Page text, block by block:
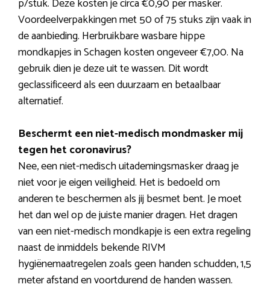
Voordeelverpakkingen met 50 of 75 stuks zijn vaak in
de aanbieding. Herbruikbare wasbare hippe
mondkapjes in Schagen kosten ongeveer €7,00. Na
gebruik dien je deze uit te wassen. Dit wordt
geclassificeerd als een duurzaam en betaalbaar
alternatief.
Beschermt een niet-medisch mondmasker mij
tegen het coronavirus?
Nee, een niet-medisch uitademingsmasker draag je
niet voor je eigen veiligheid. Het is bedoeld om
anderen te beschermen als jij besmet bent. Je moet
het dan wel op de juiste manier dragen. Het dragen
van een niet-medisch mondkapje is een extra regeling
naast de inmiddels bekende RIVM
hygiënemaatregelen zoals geen handen schudden, 1,5
meter afstand en voortdurend de handen wassen.